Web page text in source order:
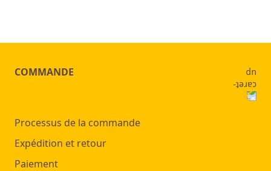
COMMANDE
Processus de la commande
Expédition et retour
Paiement